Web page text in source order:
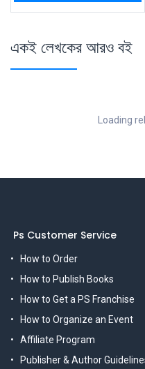
একই লেখকের আরও বই
Loading
Ps Customer Service
How to Order
How to Publish Books
How to Get a PS Franchise
How to Organize an Event
Affiliate Program
Publisher & Author